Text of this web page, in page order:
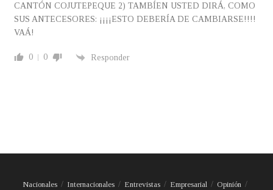
CANTÓN COJUTEPEQUE 2) TAMBÍEN USTED DIRÁ, COMO
SUS ANTECESORES: ¡¡¡¡ESTO DEBERÍA DE CAMBIARSE!!!!
VAÁ!
0 0 Responder
Nacionales Internacionales Entrevistas Empresarial
Opinión